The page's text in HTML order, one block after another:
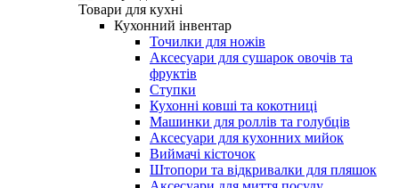
Товари для кухні
Кухонний інвентар
Точилки для ножів
Аксесуари для сушарок овочів та
фруктів
Ступки
Кухонні ковші та кокотниці
Машинки для роллів та голубців
Аксесуари для кухонних мийок
Виймачі кісточок
Штопори та відкривалки для пляшок